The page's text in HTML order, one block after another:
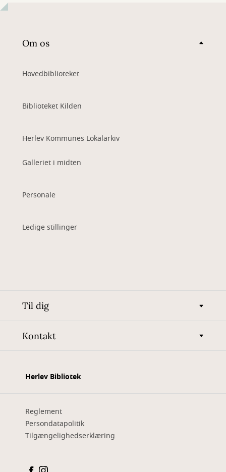
Om os
Hovedbiblioteket
Biblioteket Kilden
Herlev Kommunes Lokalarkiv
Galleriet i midten
Personale
Ledige stillinger
Til dig
Kontakt
Herlev Bibliotek
Reglement
Persondatapolitik
Tilgængelighedserklæring